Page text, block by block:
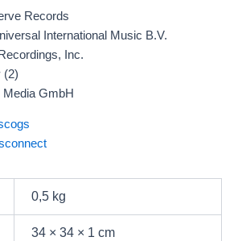
Records
International Music B.V.
Inc.
(2)
GmbH
0,5 kg
34 × 34 × 1 cm